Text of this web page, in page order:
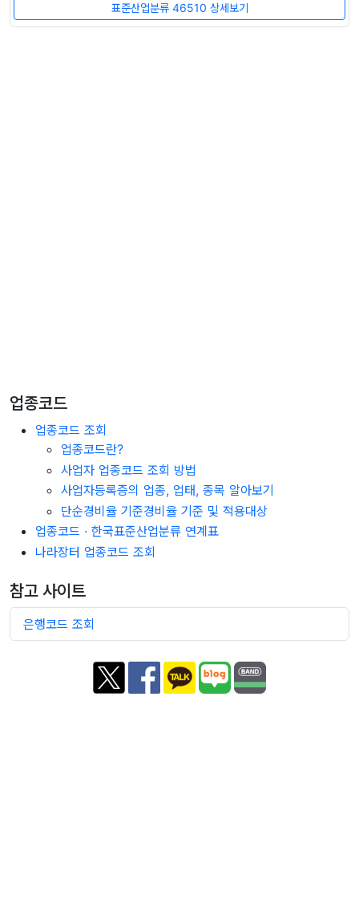
표준산업분류 46510 상세보기
업종코드
업종코드 조회
업종코드란?
사업자 업종코드 조회 방법
사업자등록증의 업종, 업태, 종목 알아보기
단순경비율 기준경비율 기준 및 적용대상
업종코드 · 한국표준산업분류 연계표
나라장터 업종코드 조회
참고 사이트
은행코드 조회